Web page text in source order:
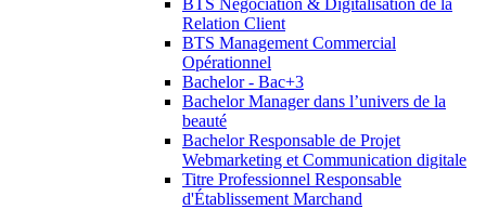
BTS Négociation & Digitalisation de la
Relation Client
BTS Management Commercial
Opérationnel
Bachelor - Bac+3
Bachelor Manager dans l’univers de la
beauté
Bachelor Responsable de Projet
Webmarketing et Communication digitale
Titre Professionnel Responsable
d'Établissement Marchand